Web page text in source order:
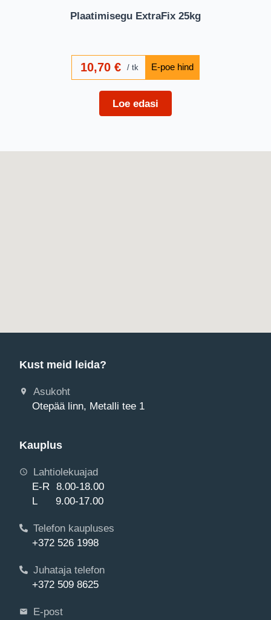
Plaatimisegu ExtraFix 25kg
10,70 € tk
Loe edasi
Kust meid leida?
Asukoht
Otepää linn, Metalli tee 1
Kauplus
Lahtiolekuajad
E-R 8.00-18.00
L 9.00-17.00
Telefon kaupluses
+372 526 1998
Juhataja telefon
+372 509 8625
E-post